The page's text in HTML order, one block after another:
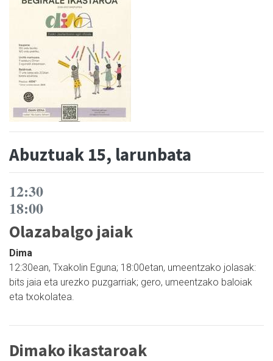
Abuztuak 15, larunbata
12:30
18:00
Olazabalgo jaiak
Dima
12:30ean, Txakolin Eguna; 18:00etan, umeentzako jolasak:
bits jaia eta urezko puzgarriak; gero, umeentzako baloiak
eta txokolatea.
Dimako ikastaroak